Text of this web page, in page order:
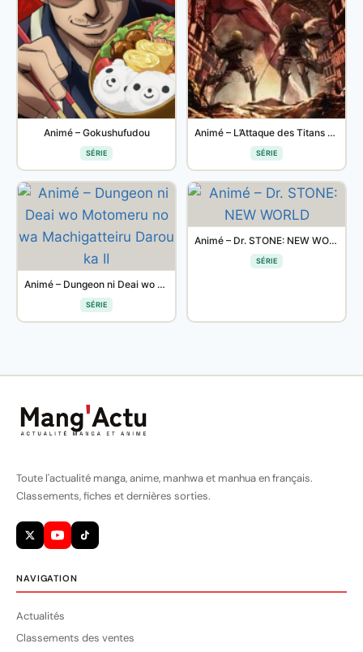
Animé – Gokushufudou
SÉRIE
Animé – L’Attaque des Titans Saison 3 Part 2
SÉRIE
Animé – Dungeon ni Deai wo Motomeru no wa Machigatteiru Darou ka II
SÉRIE
Animé – Dr. STONE: NEW WORLD
SÉRIE
Toute l'actualité manga, anime, manhwa et manhua en français.
Classements, fiches et dernières sorties.
NAVIGATION
Actualités
Classements des ventes